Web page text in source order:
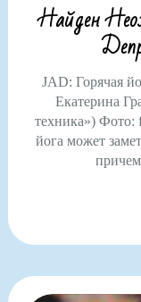
Найден
JAD: Горячая
Екатерина
техника») Фото:
йога может